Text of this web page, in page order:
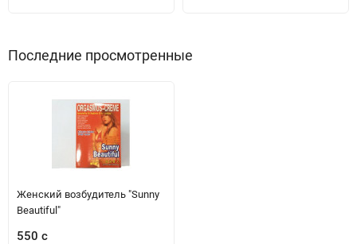
Последние просмотренные
Женский возбудитель "Sunny
Beautiful"
550 с